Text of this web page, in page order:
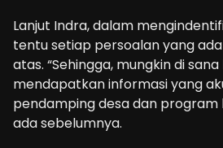
Lanjut Indra, dalam
tentu setiap persoalan yang
atas. “Sehingga, mungkin di
mendapatkan informasi yang
pendamping desa dan
ada sebelumnya.